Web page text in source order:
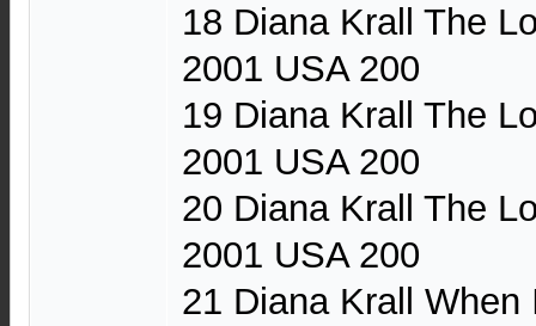
18 Diana Krall The
2001 USA 200
19 Diana Krall The
2001 USA 200
20 Diana Krall The
2001 USA 200
21 Diana Krall